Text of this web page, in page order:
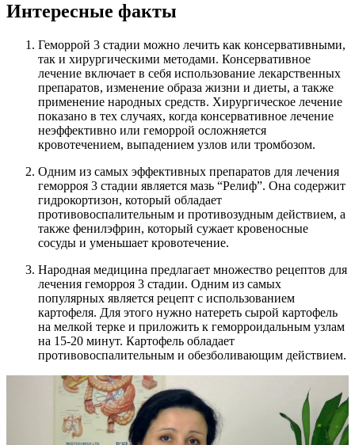
Интересные факты
Геморрой 3 стадии можно лечить как консервативными,
так и хирургическими методами. Консервативное
лечение включает в себя использование лекарственных
препаратов, изменение образа жизни и диеты, а также
применение народных средств. Хирургическое лечение
показано в тех случаях, когда консервативное лечение
неэффективно или геморрой осложняется
кровотечением, выпадением узлов или тромбозом.
Одним из самых эффективных препаратов для лечения
геморроя 3 стадии является мазь “Релиф”. Она содержит
гидрокортизон, который обладает
противовоспалительным и противозудным действием, а
также фенилэфрин, который сужает кровеносные
сосуды и уменьшает кровотечение.
Народная медицина предлагает множество рецептов для
лечения геморроя 3 стадии. Одним из самых
популярных является рецепт с использованием
картофеля. Для этого нужно натереть сырой картофель
на мелкой терке и приложить к геморроидальным узлам
на 15-20 минут. Картофель обладает
противовоспалительным и обезболивающим действием.